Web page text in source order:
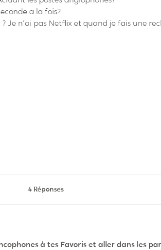
a la fois?
Je n'ai pas Netflix et quand je fais une
4 Réponses
à tes Favoris et aller dans les